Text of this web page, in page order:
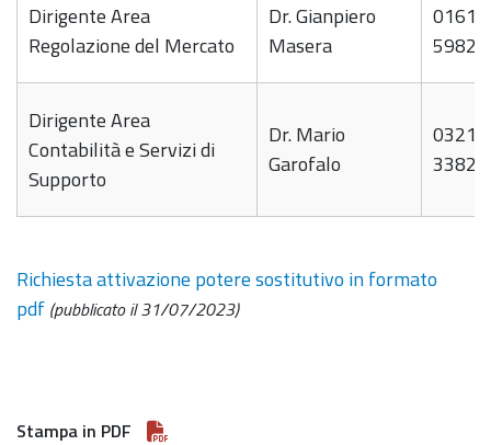
Dirigente Area
Regolazione del Mercato
Dr. Gianpiero
Masera
0161-
Dirigente Area
Contabilità e Servizi di
Supporto
Dr. Mario
Garofalo
0321-
Richiesta attivazione potere sostitutivo in formato
pdf (pubblicato il 31/07/2023)
Stampa in PDF